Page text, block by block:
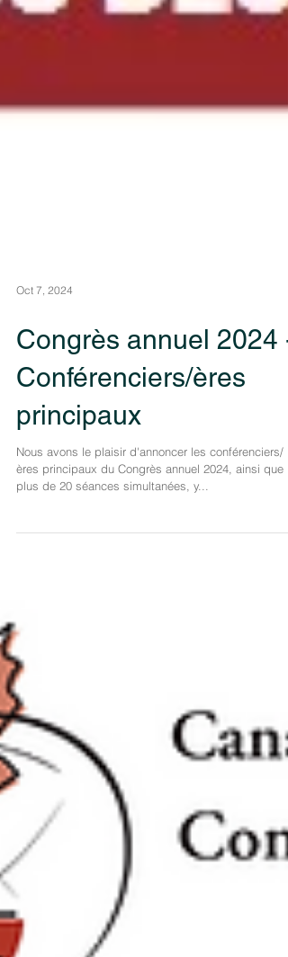
Oct 7, 2024
Congrès annuel 2024 -
Conférenciers/ères
principaux
Nous avons le plaisir d'annoncer les conférenciers/